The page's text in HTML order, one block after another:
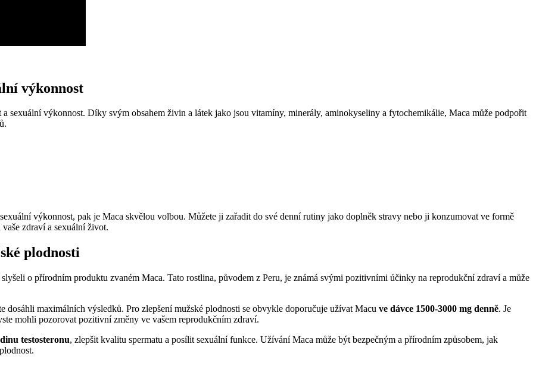
výkonnost
sexuální výkonnost. Díky svým obsahem živin a látek jako jsou vitamíny, minerály, aminokyseliny a fytochemikálie, Maca může podpořit
výkonnost, pak je Maca skvělou volbou. Můžete ji zařadit do své denní rutiny jako doplněk stravy nebo ji konzumovat ve formě
zdraví a sexuální život.
plodnosti
o přírodním produktu zvaném Maca. Tato rostlina, původem z Peru, je známá svými pozitivními účinky na reprodukční zdraví a může
dosáhli maximálních výsledků. Pro zlepšení mužské plodnosti se obvykle doporučuje užívat Macu ve dávce 1500-3000 mg denně. Je
mohli pozorovat pozitivní změny ve vašem reprodukčním zdraví.
testosteronu, zlepšit kvalitu spermatu a posílit sexuální funkce. Užívání Maca může být bezpečným a přírodním způsobem, jak